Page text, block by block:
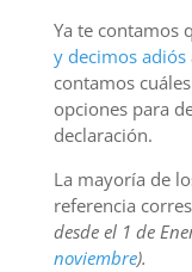
Ya te contamos
y decimos adiós
contamos
opciones para
declaración.
La mayoría de
referencia
desde el 1 de
noviembre).